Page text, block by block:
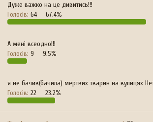
н
н
Дуже важко на це дивитись!!!
Голосів: 64 67.4%
А мені всеодно!!!
Голосів: 9 9.5%
я не бачив(бачила) мертвих тварин на вулицях
Голосів: 22 23.2%